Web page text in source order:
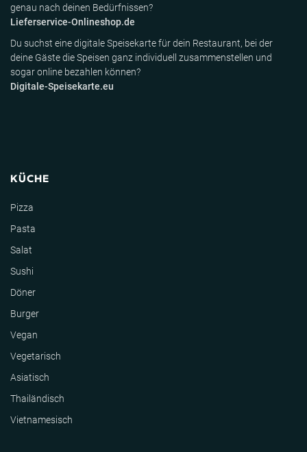
genau nach deinen Bedürfnissen?
Lieferservice-Onlineshop.de
Du suchst eine digitale Speisekarte für dein Restaurant, bei der
deine Gäste die Speisen ganz individuell zusammenstellen und
sogar online bezahlen können?
Digitale-Speisekarte.eu
KÜCHE
Pizza
Pasta
Salat
Sushi
Döner
Burger
Vegan
Vegetarisch
Asiatisch
Thailändisch
Vietnamesisch